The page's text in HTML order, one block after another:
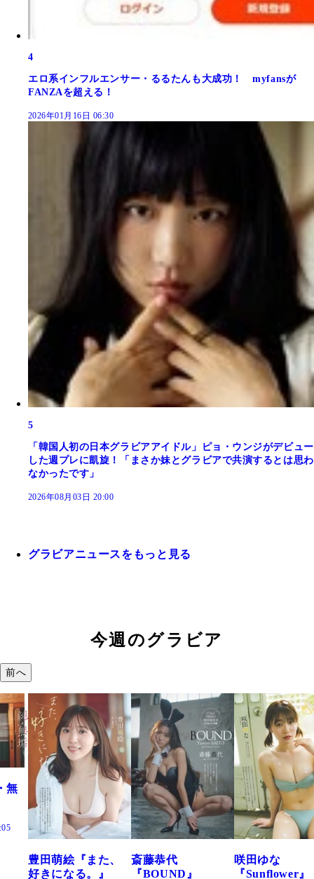
4
エロ系インフルエンサー・るるたんも大成功！ myfansが
FANZAを超える！
2026年01月16日 06:30
5
「韓国人初の日本グラビアアイドル」ピョ・ウンジがデビュー
した週プレに凱旋！「まさか妹とグラビアで共演するとは思わ
なかったです」
2026年08月03日 20:00
グラビアニュースをもっと見る
今週のグラビア
前へ
斎藤恭代
『BOUND』
咲田ゆな
『Sunflower』
藤水咲桜『
だまり』